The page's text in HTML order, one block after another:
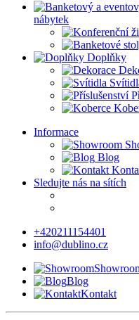
nábytek
Doplňky
Informace
Blog
Sledujte nás na sítích
+420211154401
info@dublino.cz
Blog
Kontakt